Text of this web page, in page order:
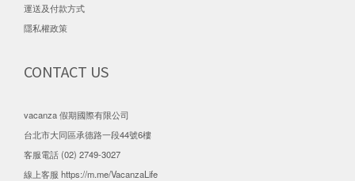
運送及付款方式
隱私權政策
CONTACT US
vacanza 假期國際有限公司
台北市大同區承德路一段44號6樓
客服電話 (02) 2749-3027
線上客服 https://m.me/VacanzaLife